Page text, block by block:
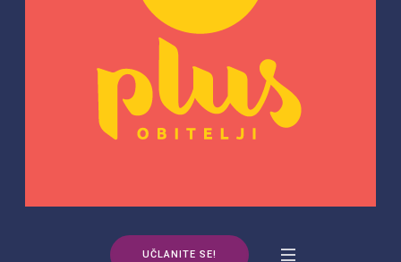
UČLANITE SE!